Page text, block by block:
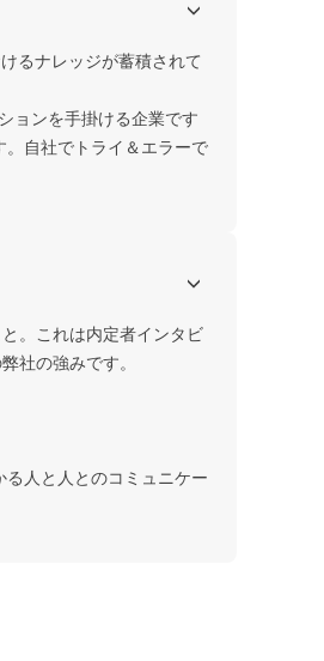
るナレッジが蓄積されて
ョンを手掛ける企業です
自社でトライ＆エラーで
。これは内定者インタビ
社の強みです。
人と人とのコミュニケー